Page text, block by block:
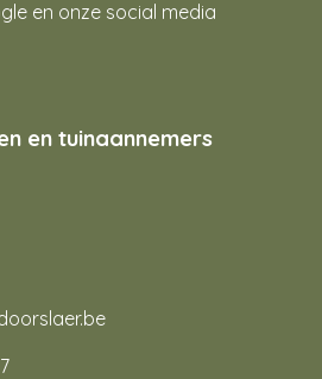
en onze social media
en tuinaannemers